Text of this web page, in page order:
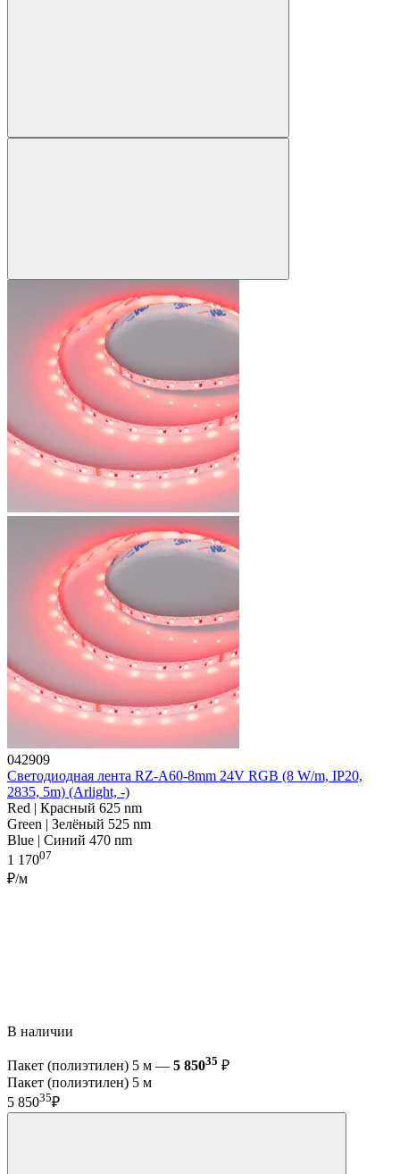
042909
Светодиодная лента RZ-A60-8mm 24V RGB (8 W/m, IP20,
2835, 5m) (Arlight, -)
Red | Красный 625 nm
Green | Зелёный 525 nm
Blue | Синий 470 nm
1 17007
₽/м
В наличии
Пакет (полиэтилен) 5 м — 5 85035 ₽
Пакет (полиэтилен) 5 м
5 85035₽